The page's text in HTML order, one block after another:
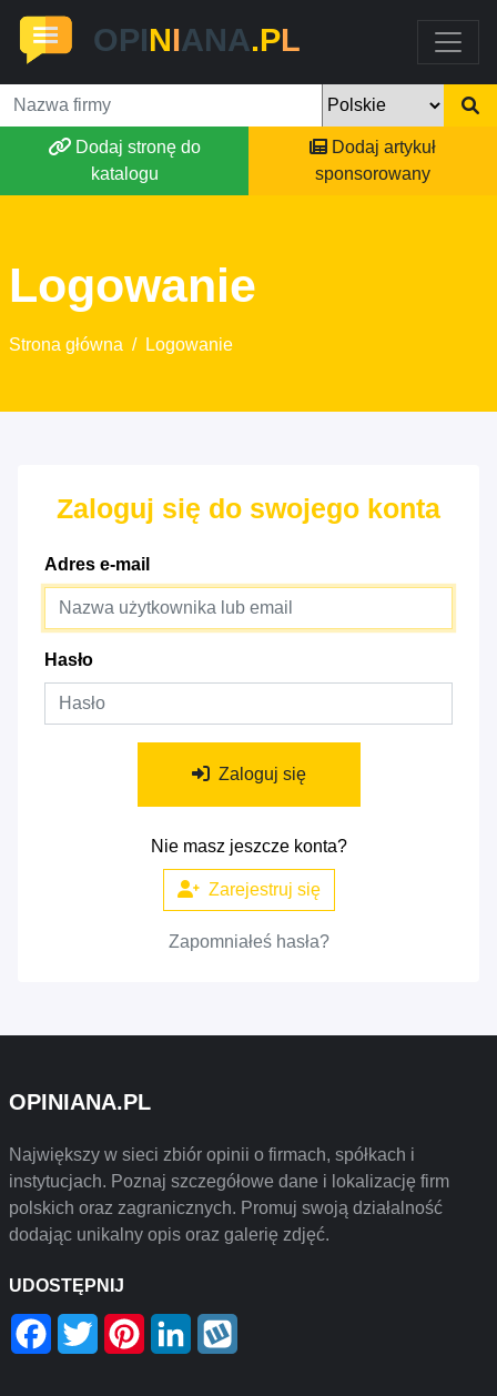
OPINIANA.PL
Dodaj stronę do
katalogu
Dodaj artykuł
sponsorowany
Logowanie
Strona główna / Logowanie
Zaloguj się do swojego konta
Adres e-mail
Hasło
Zaloguj się
Nie masz jeszcze konta?
Zarejestruj się
Zapomniałeś hasła?
OPINIANA.PL
Największy w sieci zbiór opinii o firmach, spółkach i
instytucjach. Poznaj szczegółowe dane i lokalizację firm
polskich oraz zagranicznych. Promuj swoją działalność
dodając unikalny opis oraz galerię zdjęć.
UDOSTĘPNIJ
Facebook
Twitter PinterestLinkedIn